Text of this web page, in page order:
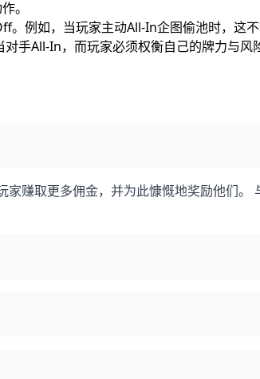
。
例如，当玩家主动All-In企图偷池时，这
手All-In，而玩家必须权衡自己的牌力与风
赚取更多佣金，并为此慷慨地奖励他们。